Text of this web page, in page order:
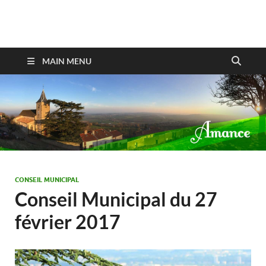
Amance
MAIN MENU
CONSEIL MUNICIPAL
Conseil Municipal du 27
février 2017